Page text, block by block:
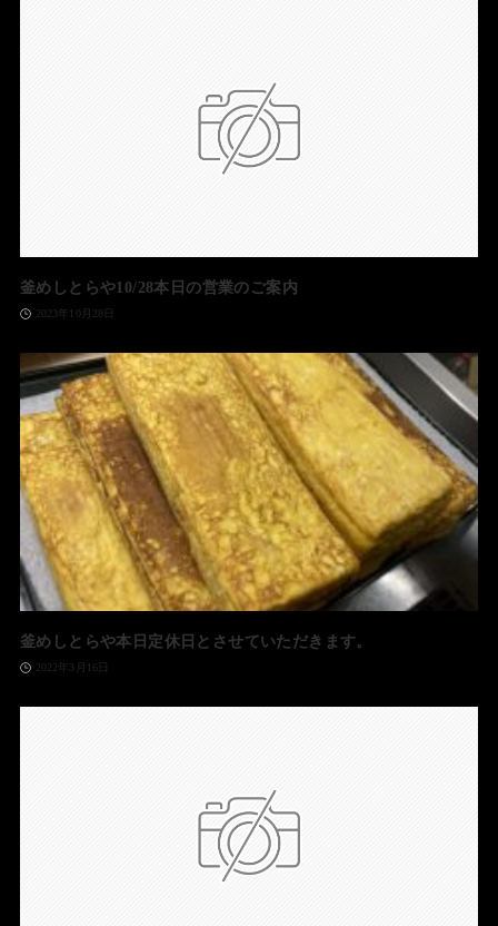
釜めしとらや10/28本日の営業のご案内
2023年10月28日
釜めしとらや本日定休日とさせていただきます。
2022年3月16日